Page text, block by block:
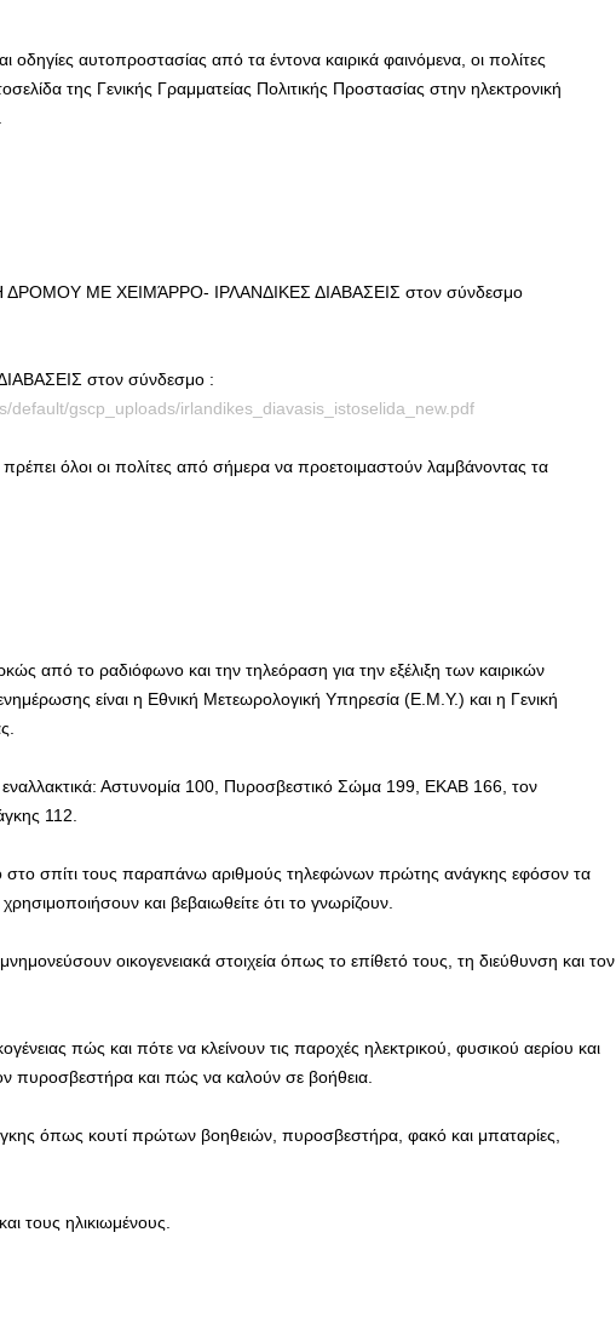
οδηγίες αυτοπροστασίας από τα έντονα καιρικά φαινόμενα, οι πολίτες
της Γενικής Γραμματείας Πολιτικής Προστασίας στην ηλεκτρονική
ΔΡΟΜΟΥ ΜΕ ΧΕΙΜΆΡΡΟ- ΙΡΛΑΝΔΙΚΕΣ ΔΙΑΒΑΣΕΙΣ στον σύνδεσμο
στον σύνδεσμο :
default/gscp_uploads/irlandikes_diavasis_istoselida_new.pdf
όλοι οι πολίτες από σήμερα να προετοιμαστούν λαμβάνοντας τα
από το ραδιόφωνο και την τηλεόραση για την εξέλιξη των καιρικών
είναι η Εθνική Μετεωρολογική Υπηρεσία (Ε.Μ.Υ.) και η Γενική
Αστυνομία 100, Πυροσβεστικό Σώμα 199, ΕΚΑΒ 166, τον
112.
στο σπίτι τους παραπάνω αριθμούς τηλεφώνων πρώτης ανάγκης εφόσον τα
και βεβαιωθείτε ότι το γνωρίζουν.
οικογενειακά στοιχεία όπως το επίθετό τους, τη διεύθυνση και τον
πώς και πότε να κλείνουν τις παροχές ηλεκτρικού, φυσικού αερίου και
πυροσβεστήρα και πώς να καλούν σε βοήθεια.
όπως κουτί πρώτων βοηθειών, πυροσβεστήρα, φακό και μπαταρίες,
τους ηλικιωμένους.